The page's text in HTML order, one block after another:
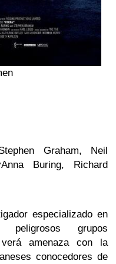
Graham, Neil
Buring, Richard
especializado en
grupos
amenaza con la
conocedores de